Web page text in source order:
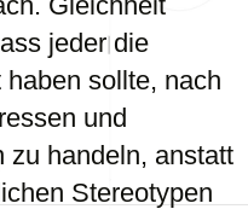
jeder die
haben sollte, nach
und
zu handeln, anstatt
Stereotypen